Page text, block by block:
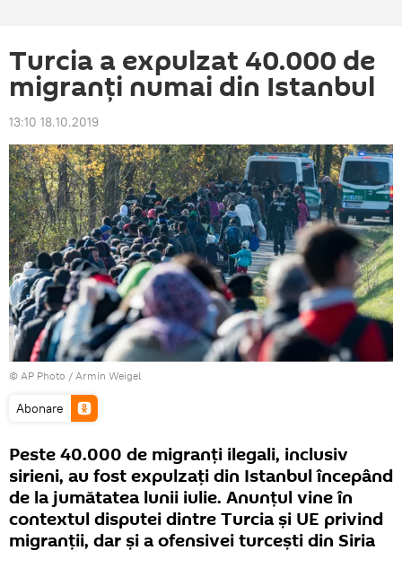
Turcia a expulzat 40.000 de
migranți numai din Istanbul
13:10 18.10.2019
© AP Photo / Armin Weigel
Abonare
Peste 40.000 de migranţi ilegali, inclusiv
sirieni, au fost expulzaţi din Istanbul începând
de la jumătatea lunii iulie. Anunțul vine în
contextul disputei dintre Turcia și UE privind
migranții, dar și a ofensivei turcești din Siria